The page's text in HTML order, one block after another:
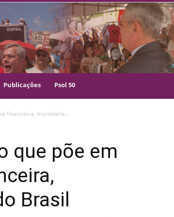
Publicações Psol 50
financeira, monetária...
que põe em
Brasil